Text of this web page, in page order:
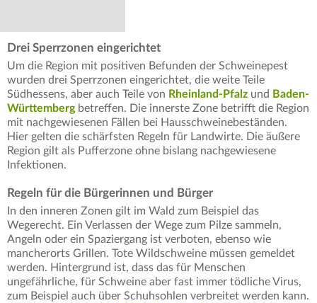
Drei Sperrzonen eingerichtet
Um die Region mit positiven Befunden der Schweinepest
wurden drei Sperrzonen eingerichtet, die weite Teile
Südhessens, aber auch Teile von Rheinland-Pfalz und Baden-
Württembergbetreffen. Die innerste Zone betrifft die Region
mit nachgewiesenen Fällen bei Hausschweinebeständen.
Hier gelten die schärfsten Regeln für Landwirte. Die äußere
Region gilt als Pufferzone ohne bislang nachgewiesene
Infektionen.
Regeln für die Bürgerinnen und Bürger
In den inneren Zonen gilt im Wald zum Beispiel das
Wegerecht. Ein Verlassen der Wege zum Pilze sammeln,
Angeln oder ein Spaziergang ist verboten, ebenso wie
mancherorts Grillen. Tote Wildschweine müssen gemeldet
werden. Hintergrund ist, dass das für Menschen
ungefährliche, für Schweine aber fast immer tödliche Virus,
zum Beispiel auch über Schuhsohlen verbreitet werden kann.